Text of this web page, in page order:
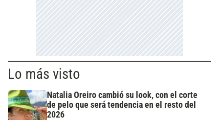
Lo más visto
Natalia Oreiro cambió su look, con el corte
de pelo que será tendencia en el resto del
2026